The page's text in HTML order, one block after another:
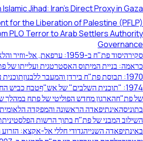
Islamic Jihad: Iran's Direct Proxy in
for the Liberation of Palestine
PLO Terror to Arab Settlers
יסוד פת"ח ב-1959: ערפאת, אל-ווזיר והלאומיות הפלסטינית
בניית המיתוס האסטרטגית ועלייתו של
פת"ח בירדן והמעבר ללבנון
תוכנית
השלבים" של אש"ף
פת"חהארגון מחדש הפוליטי של פתח במהלך
האינתיפאדה הראשונה והמפקדה
המבני של פת"ח בתוך הרשות הפלסטינית
השנייהגדודי חללי אל-אקצא: